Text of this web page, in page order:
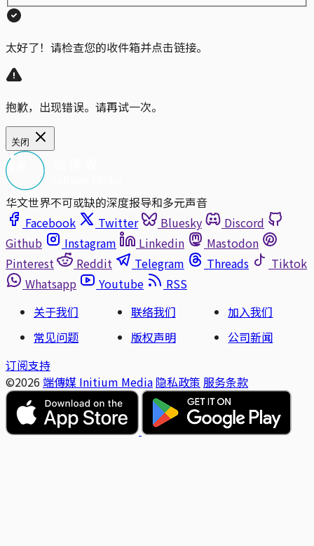
太好了！请检查您的收件箱并点击链接。
抱歉，出现错误。请再试一次。
关闭
华文世界不可或缺的深度报导和多元声音
Facebook
Twitter Bluesky
Discord
Github
Instagram Linkedin
Mastodon
Pinterest
Reddit Telegram Threads
Tiktok
Whatsapp
Youtube
RSS
关于我们
联络我们
加入我们
常见问题
版权声明
公司新闻
订阅支持
©2026 端傳媒 Initium Media 隐私政策 服务条款